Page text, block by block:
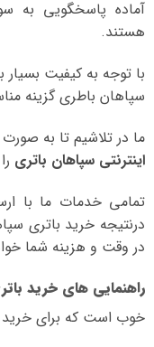
هستند.
با توجه به کیفیت بسیار
سپاهان باطری گزینه
ما در تلاشیم تا به
اینترنتی سپاهان باتری
تمامی خدمات ما با
درنتیجه خرید باتری
در وقت و هزینه شما
راهنمایی های خرید
خوب است که برای خرید